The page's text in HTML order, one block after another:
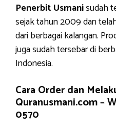
Penerbit Usmanisudah
sejak tahun 2009 dan
dari berbagai kalangan.
juga sudah tersebar di
Indonesia.
Cara Order dan
Quranusmani.com –
0570